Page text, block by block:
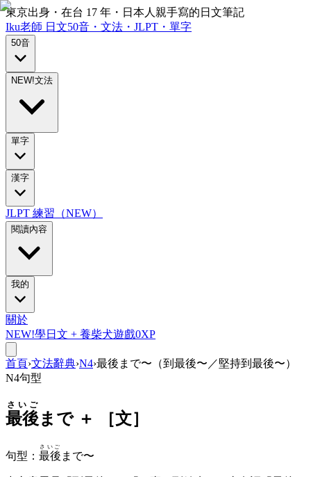
東京出身・在台 17 年・日本人親手寫的日文筆記
Iku老師 日文50音・文法・JLPT・單字
50音
NEW!文法
單字
漢字
JLPT 練習（NEW）
閱讀內容
我的
關於
NEW!學日文 + 養柴犬遊戲0XP
首頁›文法辭典›N4›最後まで〜（到最後〜／堅持到最後〜）
N4句型
最後
さいご
まで ＋ ［文］
句型 ： 最後
さいご
まで〜